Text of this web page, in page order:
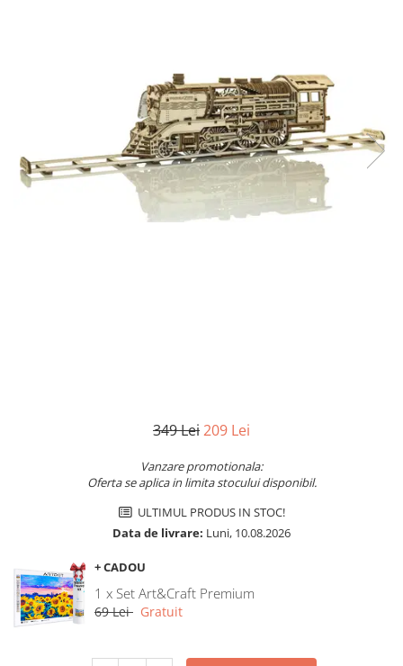
Dixit
349 Lei209 Lei
Vanzare promotionala:
Oferta se aplica in limita stocului disponibil.
ULTIMUL PRODUS IN STOC!
Data de livrare: Luni, 10.08.2026
+ CADOU
1 x Set Art&Craft Premium
69 Lei Gratuit